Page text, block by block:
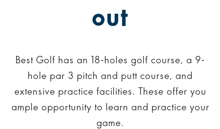
out
Best Golf has an 18-holes golf course, a 9-
hole par 3 pitch and putt course, and
extensive practice facilities. These offer you
ample opportunity to learn and practice your
game.